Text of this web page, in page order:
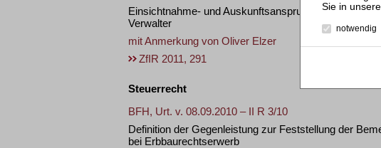
Einsichtnahme- und Auskunftsanspruch eines
Verwalter
mit Anmerkung von Oliver Elzer
ZfIR 2011, 291
Steuerrecht
BFH, Urt. v. 08.09.2010 – II R 3/10
Definition der Gegenleistung zur Feststellung der
bei Erbbaurechtserwerb
notwendig